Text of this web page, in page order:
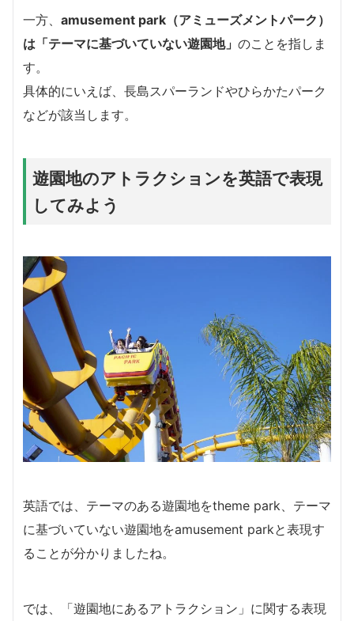
一方、 amusement park（アミューズメントパーク）
は「テーマに基づいていない遊園地」 のことを指しま
す。
具体的にいえば、長島スパーランドやひらかたパーク
などが該当します。
遊園地のアトラクションを英語で表現
してみよう
英語では、テーマのある遊園地をtheme park、テーマ
に基づいていない遊園地をamusement parkと表現す
ることが分かりましたね。
では、「遊園地にあるアトラクション」に関する表現